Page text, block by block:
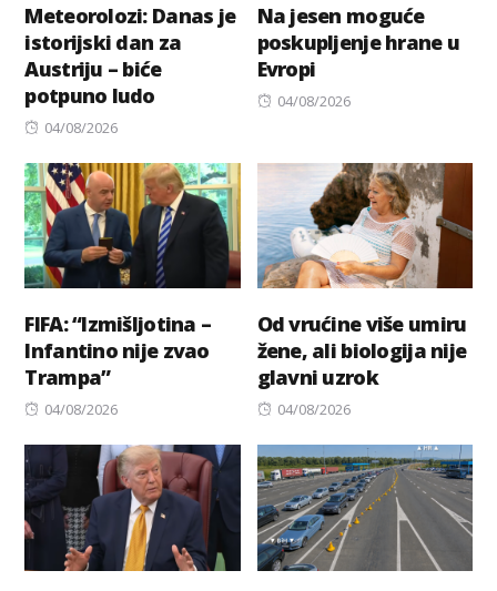
Meteorolozi: Danas je
istorijski dan za
Austriju – biće
potpuno ludo
Posted
04/08/2026
Na jesen moguće
poskupljenje hrane u
Evropi
Posted
04/08/2026
FIFA: “Izmišljotina –
Infantino nije zvao
Trampa”
Posted
04/08/2026
Od vrućine više umiru
žene, ali biologija nije
glavni uzrok
Posted
04/08/2026